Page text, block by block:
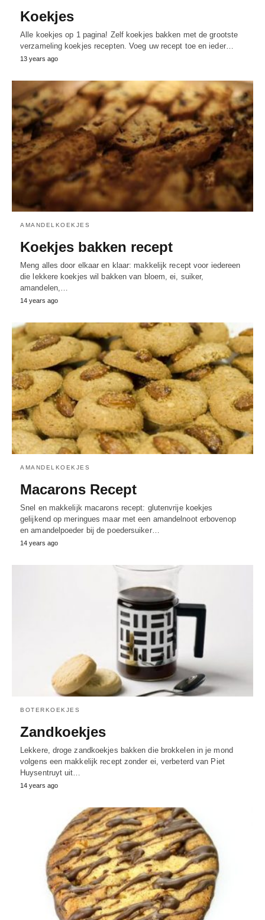
Koekjes
Alle koekjes op 1 pagina! Zelf koekjes bakken met de grootste
verzameling koekjes recepten. Voeg uw recept toe en ieder…
13 years ago
AMANDELKOEKJES
Koekjes bakken recept
Meng alles door elkaar en klaar: makkelijk recept voor iedereen
die lekkere koekjes wil bakken van bloem, ei, suiker,
amandelen,…
14 years ago
AMANDELKOEKJES
Macarons Recept
Snel en makkelijk macarons recept: glutenvrije koekjes
gelijkend op meringues maar met een amandelnoot erbovenop
en amandelpoeder bij de poedersuiker…
14 years ago
BOTERKOEKJES
Zandkoekjes
Lekkere, droge zandkoekjes bakken die brokkelen in je mond
volgens een makkelijk recept zonder ei, verbeterd van Piet
Huysentruyt uit…
14 years ago